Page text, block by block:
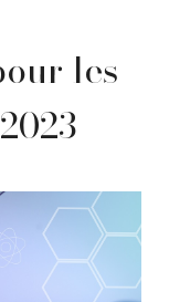
les
2023